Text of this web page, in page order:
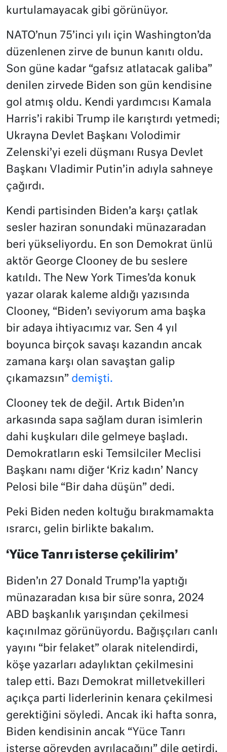
kurtulamayacak gibi görünüyor.
NATO’nun 75’inci yılı için Washington’da
düzenlenen zirve de bunun kanıtı oldu.
Son güne kadar “gafsız atlatacak galiba”
denilen zirvede Biden son gün kendisine
gol atmış oldu. Kendi yardımcısı Kamala
Harris’i rakibi Trump ile karıştırdı yetmedi;
Ukrayna Devlet Başkanı Volodimir
Zelenski’yi ezeli düşmanı Rusya Devlet
Başkanı Vladimir Putin’in adıyla sahneye
çağırdı.
Kendi partisinden Biden’a karşı çatlak
sesler haziran sonundaki münazaradan
beri yükseliyordu. En son Demokrat ünlü
aktör George Clooney de bu seslere
katıldı. The New York Times’da konuk
yazar olarak kaleme aldığı yazısında
Clooney, “Biden’ı seviyorum ama başka
bir adaya ihtiyacımız var. Sen 4 yıl
boyunca birçok savaşı kazandın ancak
zamana karşı olan savaştan galip
çıkamazsın” demişti.
Clooney tek de değil. Artık Biden’ın
arkasında sapa sağlam duran isimlerin
dahi kuşkuları dile gelmeye başladı.
Demokratların eski Temsilciler Meclisi
Başkanı namı diğer ‘Kriz kadın’ Nancy
Pelosi bile “Bir daha düşün” dedi.
Peki Biden neden koltuğu bırakmamakta
ısrarcı, gelin birlikte bakalım.
‘Yüce Tanrı isterse çekilirim’
Biden’ın 27 Donald Trump’la yaptığı
münazaradan kısa bir süre sonra, 2024
ABD başkanlık yarışından çekilmesi
kaçınılmaz görünüyordu. Bağışçıları canlı
yayını “bir felaket” olarak nitelendirdi,
köşe yazarları adaylıktan çekilmesini
talep etti. Bazı Demokrat milletvekilleri
açıkça parti liderlerinin kenara çekilmesi
gerektiğini söyledi. Ancak iki hafta sonra,
Biden kendisinin ancak “Yüce Tanrı
isterse görevden ayrılacağını” dile getirdi.